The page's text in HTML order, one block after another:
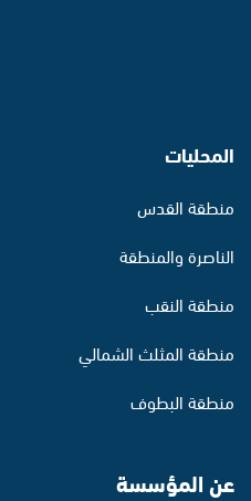
المحليات
منطقة القدس
الناصرة والمنطقة
منطقة النقب
منطقة المثلث الشمالي
منطقة البطوف
عن المؤسسة